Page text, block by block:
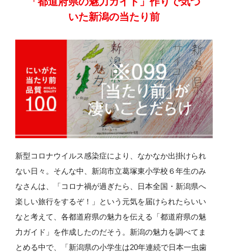
いた新潟の当たり前
新型コロナウイルス感染症により、なかなか出掛けられ
ない日々。そんな中、新潟市立葛塚東小学校６年生のみ
なさんは、「コロナ禍が過ぎたら、日本全国・新潟県へ
楽しい旅行をするぞ！」という元気を届けられたらいい
なと考えて、各都道府県の魅力を伝える「都道府県の魅
力ガイド」を作成したのだそう。新潟の魅力を調べてま
とめる中で、「新潟県の小学生は20年連続で日本一虫歯